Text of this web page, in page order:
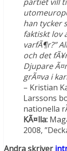
han tycker
faktiskt lov
varfÃ¶r?”
och det
Djupare
grÃ¤va i
– Kristian
Larssons
nationella
KÃ¤lla:
2008,
Andra skriver